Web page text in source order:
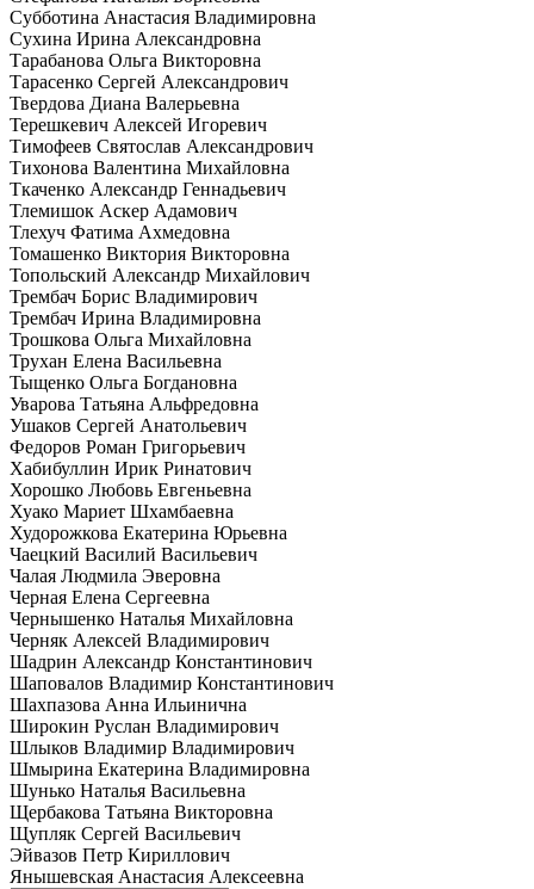
Субботина Анастасия Владимировна
Сухина Ирина Александровна
Тарабанова Ольга Викторовна
Тарасенко Сергей Александрович
Твердова Диана Валерьевна
Терешкевич Алексей Игоревич
Тимофеев Святослав Александрович
Тихонова Валентина Михайловна
Ткаченко Александр Геннадьевич
Тлемишок Аскер Адамович
Тлехуч Фатима Ахмедовна
Томашенко Виктория Викторовна
Топольский Александр Михайлович
Трембач Борис Владимирович
Трембач Ирина Владимировна
Трошкова Ольга Михайловна
Трухан Елена Васильевна
Тыщенко Ольга Богдановна
Уварова Татьяна Альфредовна
Ушаков Сергей Анатольевич
Федоров Роман Григорьевич
Хабибуллин Ирик Ринатович
Хорошко Любовь Евгеньевна
Хуако Мариет Шхамбаевна
Худорожкова Екатерина Юрьевна
Чаецкий Василий Васильевич
Чалая Людмила Эверовна
Черная Елена Сергеевна
Чернышенко Наталья Михайловна
Черняк Алексей Владимирович
Шадрин Александр Константинович
Шаповалов Владимир Константинович
Шахпазова Анна Ильинична
Широкин Руслан Владимирович
Шлыков Владимир Владимирович
Шмырина Екатерина Владимировна
Шунько Наталья Васильевна
Щербакова Татьяна Викторовна
Щупляк Сергей Васильевич
Эйвазов Петр Кириллович
Янышевская Анастасия Алексеевна